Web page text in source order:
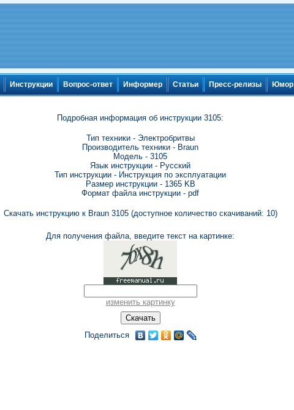
Инструкции Вопрос-ответ Информер Статьи Пресс-релизы Юмор
Подробная информация об инструкции 3105:
Тип техники - Электробритвы
Производитель техники - Braun
Модель - 3105
Язык инструкции - Русский
Тип инструкции - Инструкция по эксплуатации
Размер инструкции - 1365 KB
Формат файла инструкции - pdf
Скачать инструкцию к Braun 3105 (доступное количество скачиваний: 10)
Для получения файла, введите текст на картинке:
изменить картинку
Поделиться